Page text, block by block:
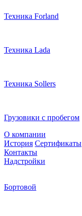
Техника Forland
Техника Lada
Техника Sollers
Грузовики с пробегом
О компании
История Сертификаты
Контакты
Надстройки
Бортовой